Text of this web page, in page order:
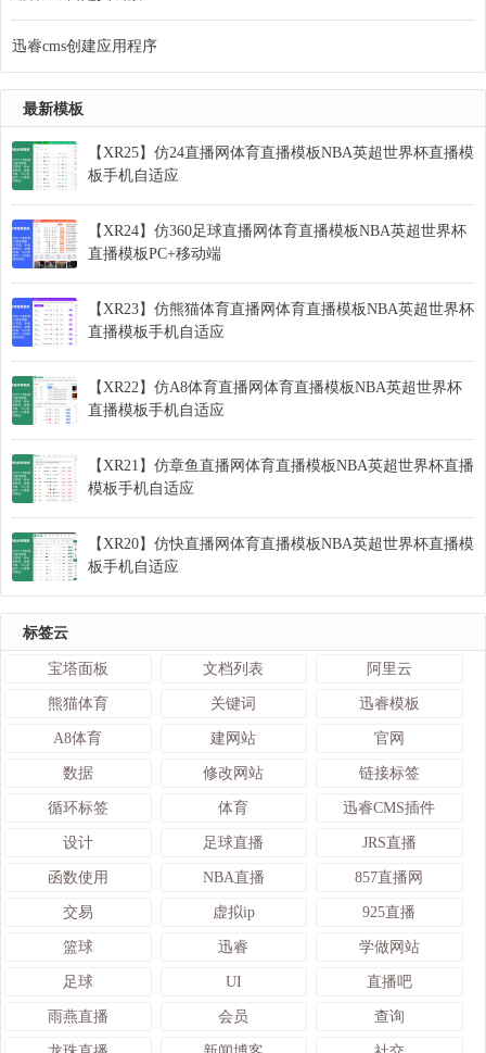
迅睿cms创建应用程序
最新模板
【XR25】仿24直播网体育直播模板NBA英超世界杯直播模
板手机自适应
【XR24】仿360足球直播网体育直播模板NBA英超世界杯
直播模板PC+移动端
【XR23】仿熊猫体育直播网体育直播模板NBA英超世界杯
直播模板手机自适应
【XR22】仿A8体育直播网体育直播模板NBA英超世界杯
直播模板手机自适应
【XR21】仿章鱼直播网体育直播模板NBA英超世界杯直播
模板手机自适应
【XR20】仿快直播网体育直播模板NBA英超世界杯直播模
板手机自适应
标签云
宝塔面板 文档列表 阿里云
熊猫体育 关键词 迅睿模板
A8体育 建网站 官网
数据 修改网站 链接标签
循环标签 体育 迅睿CMS插件
设计 足球直播 JRS直播
函数使用 NBA直播 857直播网
交易 虚拟ip 925直播
篮球 迅睿 学做网站
足球 UI 直播吧
雨燕直播 会员 查询